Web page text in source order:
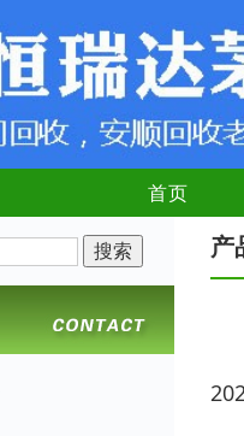
首页
产